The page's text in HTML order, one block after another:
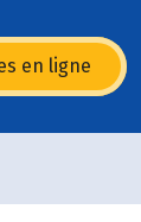
en ligne